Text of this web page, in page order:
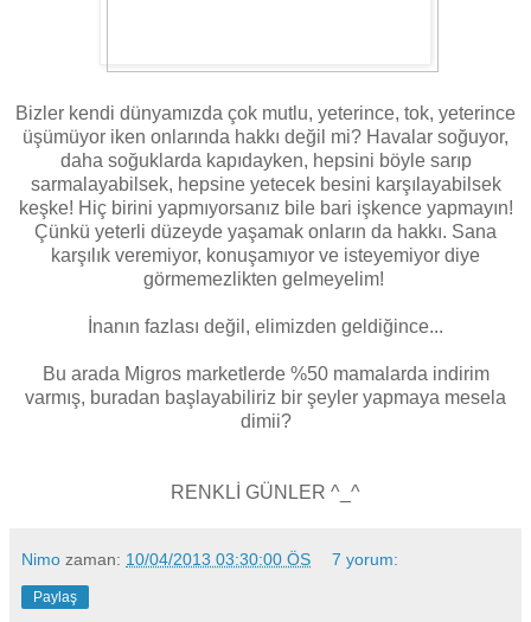
Bizler kendi dünyamızda çok mutlu, yeterince, tok, yeterince
üşümüyor iken onlarında hakkı değil mi? Havalar soğuyor,
daha soğuklarda kapıdayken, hepsini böyle sarıp
sarmalayabilsek, hepsine yetecek besini karşılayabilsek
keşke! Hiç birini yapmıyorsanız bile bari işkence yapmayın!
Çünkü yeterli düzeyde yaşamak onların da hakkı. Sana
karşılık veremiyor, konuşamıyor ve isteyemiyor diye
görmemezlikten gelmeyelim!
İnanın fazlası değil, elimizden geldiğince...
Bu arada Migros marketlerde %50 mamalarda indirim
varmış, buradan başlayabiliriz bir şeyler yapmaya mesela
dimii?
RENKLİ GÜNLER ^_^
Nimo zaman: 10/04/2013 03:30:00 ÖS 7 yorum:
Paylaş